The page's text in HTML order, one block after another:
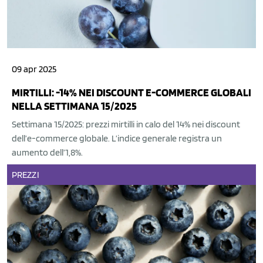
09 apr 2025
MIRTILLI: -14% NEI DISCOUNT E-COMMERCE GLOBALI
NELLA SETTIMANA 15/2025
Settimana 15/2025: prezzi mirtilli in calo del 14% nei discount
dell’e-commerce globale. L’indice generale registra un
aumento dell’1,8%.
PREZZI